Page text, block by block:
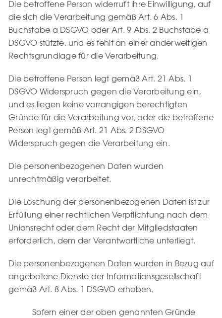
Die betroffene Person widerruft ihre Einwilligung, auf
die sich die Verarbeitung gemäß Art. 6 Abs. 1
Buchstabe a DSGVO oder Art. 9 Abs. 2 Buchstabe a
DSGVO stützte, und es fehlt an einer anderweitigen
Rechtsgrundlage für die Verarbeitung.
Die betroffene Person legt gemäß Art. 21 Abs. 1
DSGVO Widerspruch gegen die Verarbeitung ein,
und es liegen keine vorrangigen berechtigten
Gründe für die Verarbeitung vor, oder die betroffene
Person legt gemäß Art. 21 Abs. 2 DSGVO
Widerspruch gegen die Verarbeitung ein.
Die personenbezogenen Daten wurden
unrechtmäßig verarbeitet.
Die Löschung der personenbezogenen Daten ist zur
Erfüllung einer rechtlichen Verpflichtung nach dem
Unionsrecht oder dem Recht der Mitgliedstaaten
erforderlich, dem der Verantwortliche unterliegt.
Die personenbezogenen Daten wurden in Bezug auf
angebotene Dienste der Informationsgesellschaft
gemäß Art. 8 Abs. 1 DSGVO erhoben.
Sofern einer der oben genannten Gründe